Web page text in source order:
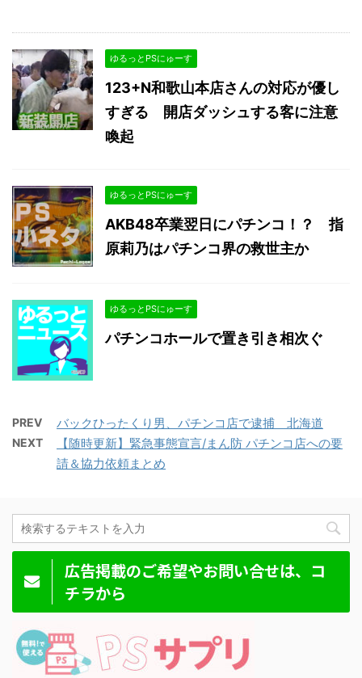
ゆるっとPSにゅーす
123+N和歌山本店さんの対応が優し
すぎる 開店ダッシュする客に注意
喚起
ゆるっとPSにゅーす
AKB48卒業翌日にパチンコ！？ 指
原莉乃はパチンコ界の救世主か
ゆるっとPSにゅーす
パチンコホールで置き引き相次ぐ
PREV バックひったくり男、パチンコ店で逮捕 北海道
NEXT
【随時更新】緊急事態宣言/まん防 パチンコ店への要
請＆協力依頼まとめ
広告掲載のご希望やお問い合せは、コ
チラから